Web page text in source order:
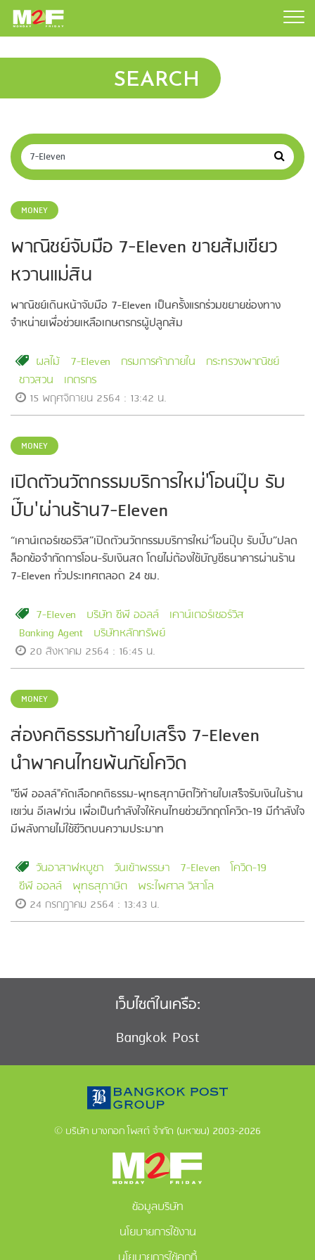
SEARCH
MONEY
พาณิชย์จับมือ 7-Eleven ขายส้มเขียว
หวานแม่สิน
พาณิชย์เดินหน้าจับมือ 7-Eleven เป็นครั้งแรกร่วมขยายช่องทาง
จำหน่ายเพื่อช่วยเหลือเกษตรกรผู้ปลูกส้ม
ผลไม้ 7-Eleven กรมการค้าภายใน
กระทรวงพาณิชย์
ชาวสวน
เกตรกร
15 พฤศจิกายน 2564 : 13:42 น.
MONEY
เปิดตัวนวัตกรรมบริการใหม่'โอนปุ๊บ รับ
ปั๊บ'ผ่านร้าน7-Eleven
“เคาน์เตอร์เซอร์วิส”เปิดตัวนวัตกรรมบริการใหม่“โอนปุ๊บ รับปั๊บ”ปลด
ล็อกข้อจำกัดการโอน-รับเงินสด โดยไม่ต้องใช้บัญชีธนาคารผ่านร้าน
7-Eleven ทั่วประเทศตลอด 24 ชม.
7-Eleven บริษัท ซีพี ออลล์
เคาน์เตอร์เซอร์วิส
Banking Agent
บริษัทหลักทรัพย์
20 สิงหาคม 2564 : 16:45 น.
MONEY
ส่องคติธรรมท้ายใบเสร็จ 7-Eleven
นำพาคนไทยพ้นภัยโควิด
"ซีพี ออลล์"คัดเลือกคติธรรม-พุทธสุภาษิตไว้ท้ายใบเสร็จรับเงินในร้าน
เซเว่น อีเลฟเว่น เพื่อเป็นกำลังใจให้คนไทยช่วยวิกฤตโควิด-19 มีกำลังใจ
มีพลังกายไม่ใช้ชีวิตบนความประมาท
วันอาสาฬหบูชา วันเข้าพรรษา 7-Eleven
โควิด-19
ซีพี ออลล์
พุทธสุภาษิต พระไพศาล วิสาโล
24 กรกฎาคม 2564 : 13:43 น.
เว็บไซต์ในเครือ:
Bangkok Post
© บริษัท บางกอก โพสต์ จำกัด (มหาชน) 2003-2026
ข้อมูลบริษัท
นโยบายการใช้งาน